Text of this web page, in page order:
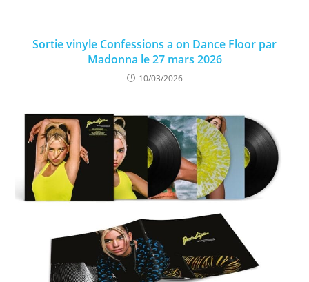
Sortie vinyle Confessions a on Dance Floor par
Madonna le 27 mars 2026
10/03/2026